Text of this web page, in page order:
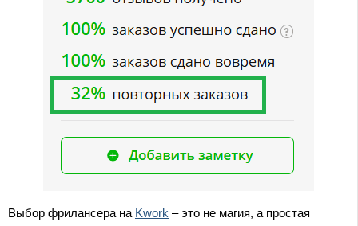
Выбор фрилансера на Kwork – это не магия, а простая